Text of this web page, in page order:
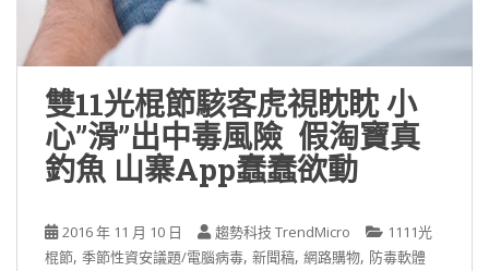
雙11光棍節駭客虎視眈眈 小
心”滑”出中毒風險 假淘寶真
釣魚 山寨App蠢蠢欲動
2016 年 11 月 10 日 趨勢科技 TrendMicro
1111光
棍節, 季節性資安議題/電腦病毒, 新聞稿, 網路購物, 防毒軟體